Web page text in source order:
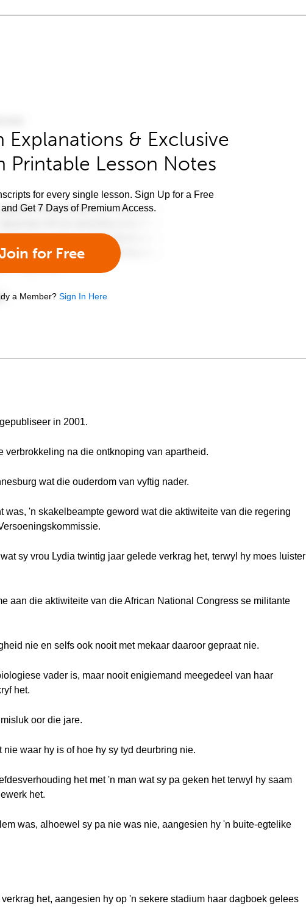
& Exclusive
Printable Lesson Notes
for every single lesson. Sign Up for a Free
Get 7 Days of Premium Access.
for Free
a Member? Sign In Here
in 2001.
verbrokkeling na die ontknoping van apartheid.
wat die ouderdom van vyftig nader.
'n skakelbeampte geword wat die aktiwiteite van die regering
sy vrou Lydia twintig jaar gelede verkrag het, terwyl hy moes luister
aan die aktiwiteite van die African National Congress se militante
nie en selfs ook nooit met mekaar daaroor gepraat nie.
vader is, maar nooit enigiemand meegedeel van haar
het.
oor die jare.
waar hy is of hoe hy sy tyd deurbring nie.
het met 'n man wat sy pa geken het terwyl hy saam
het.
was, alhoewel sy pa nie was nie, aangesien hy 'n buite-egtelike
het, aangesien hy op 'n sekere stadium haar dagboek gelees